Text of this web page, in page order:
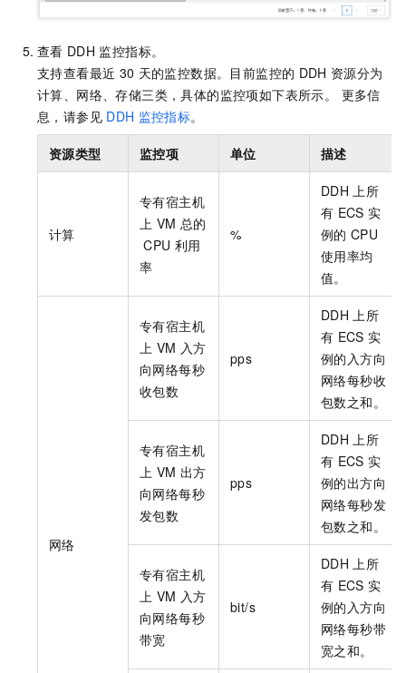
查看 DDH 监控指标。
支持查看最近 30 天的监控数据。目前监控的 DDH 资源分为
计算、网络、存储三类，具体的监控项如下表所示。 更多信
息，请参见 DDH 监控指标。
资源类型 监控项 单位 描述
计算
专有宿主机
上 VM 总的
CPU 利用
率
%
DDH 上所
有 ECS 实
例的 CPU
使用率均
值。
网络
专有宿主机
上 VM 入方
向网络每秒
收包数
pps
DDH 上所
有 ECS 实
例的入方向
网络每秒收
包数之和。
专有宿主机
上 VM 出方
向网络每秒
发包数
pps
DDH 上所
有 ECS 实
例的出方向
网络每秒发
包数之和。
专有宿主机
上 VM 入方
向网络每秒
带宽
bit/s
DDH 上所
有 ECS 实
例的入方向
网络每秒带
宽之和。